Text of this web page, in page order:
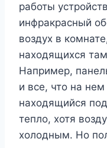
работы
инфракрасный
воздух в
находящихся
Например,
и все, что на
находящийся
тепло, хотя
холодным. Но